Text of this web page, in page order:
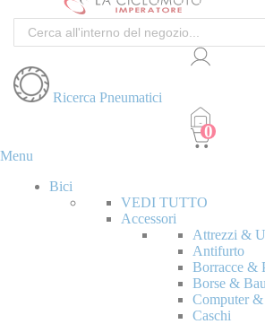
Cerca
Ricerca Pneumatici
Menu
Bici
VEDI TUTTO
Accessori
Attrezzi &
Antifurto
Borracce &
Borse &
Computer
Caschi